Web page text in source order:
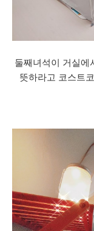
둘째녀석이 거실에
뜻하라고 코스트